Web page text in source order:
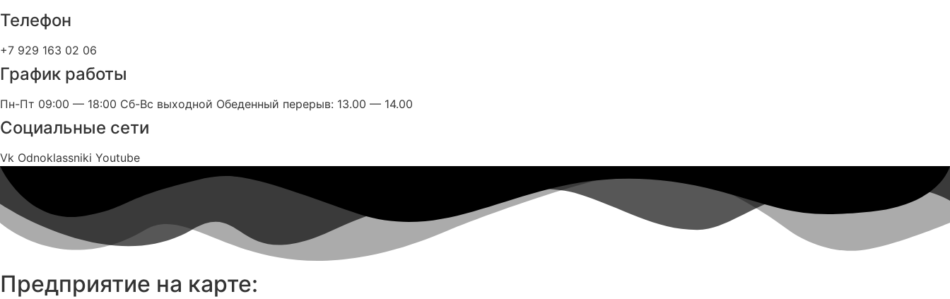
Телефон
+7 929 163 02 06
График работы
Пн-Пт 09:00 — 18:00 Сб-Вс выходной Обеденный перерыв: 13.00 — 14.00
Социальные сети
Vk Odnoklassniki Youtube
Предприятие на карте: